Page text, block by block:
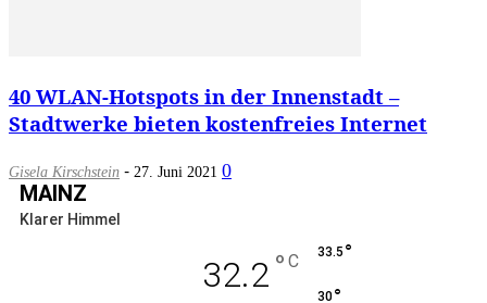
40 WLAN-Hotspots in der Innenstadt –
Stadtwerke bieten kostenfreies Internet
Gisela Kirschstein - 27. Juni 2021 0
MAINZ
Klarer Himmel
32.2 ° C 33.5 °
30°